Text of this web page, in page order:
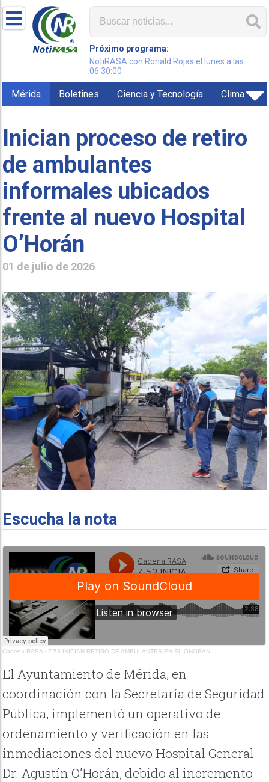
Próximo programa:
NotiRASA con Ronald Rojas el lunes a las
06:30:00
Mérida Boletines Ciencia y Tecnología Clima
Inician proceso de retiro
de ambulantes
informales ubicados
frente al nuevo Hospital
O’Horán
01 de julio de 2026
Escucha la nota
Cadena RASA · Z-53 INICIAN RETIRO DE AMBULANTES EN EL OHORAN
El Ayuntamiento de Mérida, en
coordinación con la Secretaría de Seguridad
Pública, implementó un operativo de
ordenamiento y verificación en las
inmediaciones del nuevo Hospital General
Dr. Agustín O’Horán, debido al incremento